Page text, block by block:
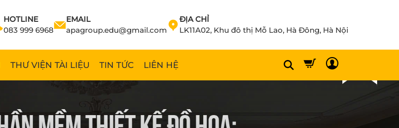
HOTLINE
083 999 6968
EMAIL
apagroup.edu@gmail.com
ĐỊA CHỈ
LK11A02, Khu đô thị Mỗ Lao, Hà Đông, Hà Nội
THƯ VIỆN TÀI LIỆU TIN TỨC LIÊN HỆ